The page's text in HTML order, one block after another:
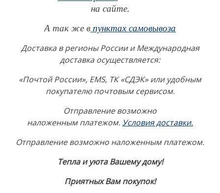
на сайте.
А так же в пунктах самовывоза
Доставка в регионы России и Международная
доставка осуществляется:
«Почтой России», EMS, ТК «СДЭК» или удобным
покупателю почтовым сервисом.
Отправление возможно
наложенным платежом.Условия доставки.
Отправление возможно наложенным платежом.
Тепла и уюта Вашему дому!
Приятных Вам покупок!